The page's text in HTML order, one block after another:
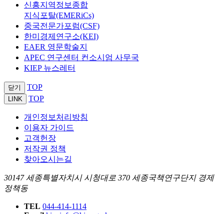
신흥지역정보종합
지식포탈(EMERiCs)
중국전문가포럼(CSF)
한미경제연구소(KEI)
EAER 영문학술지
APEC 연구센터 컨소시엄 사무국
KIEP 뉴스레터
닫기 TOP
LINK TOP
개인정보처리방침
이용자 가이드
고객헌장
저작권 정책
찾아오시는길
30147 세종특별자치시 시청대로 370 세종국책연구단지 경제
정책동
TEL 044-414-1114